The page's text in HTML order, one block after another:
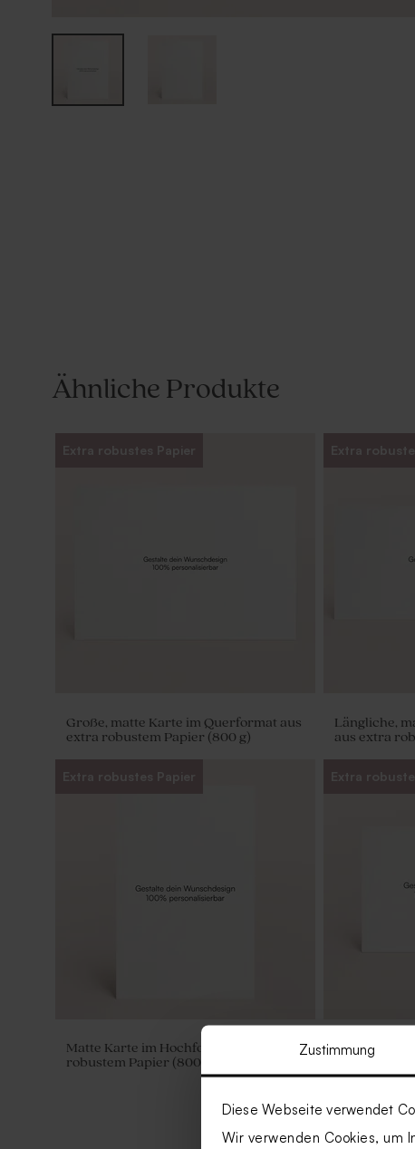
Zustimmung
Diese Webseite verwendet
Wir verwenden Cookies, um
Ähnliche Produkte
Extra robustes Papier
Große, matte Karte im Querformat aus
extra robustem Papier (800 g)
Extra
Längliche,
aus extra
Extra robustes Papier
Matte Karte im Hochformat aus extra
robustem Papier (800 g)
Extra
Matte Karte
robustem